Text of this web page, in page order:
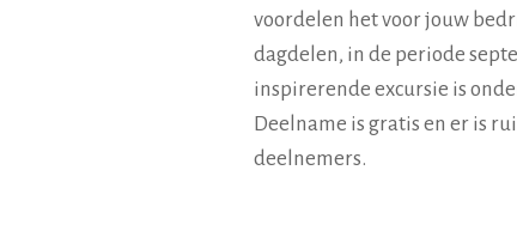
voordelen het voor jouw
dagdelen, in de periode
inspirerende excursie is
Deelname is gratis en er is
deelnemers.